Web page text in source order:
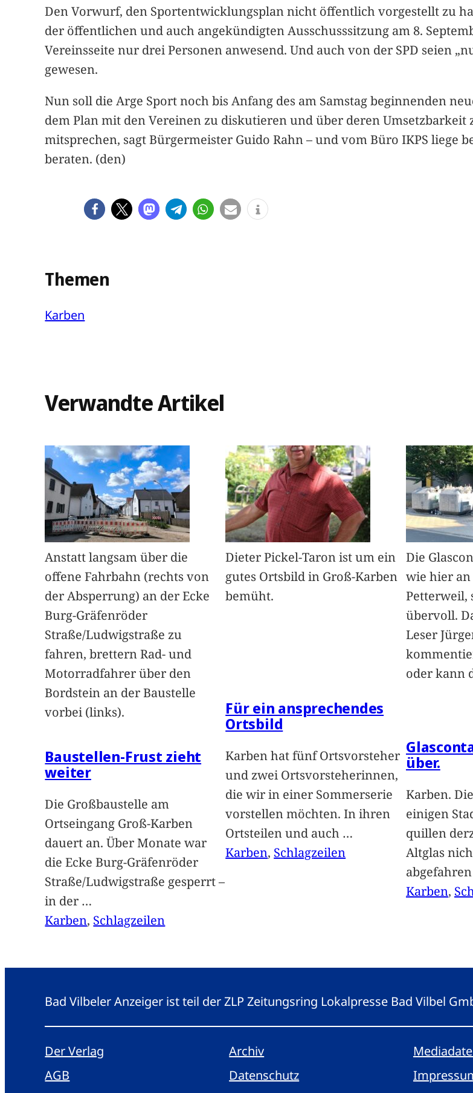
Den Vorwurf, den Sportentwicklungsplan nicht öffentlich vorgestellt zu
der öffentlichen und auch angekündigten Ausschusssitzung am 8.
Vereinsseite nur drei Personen anwesend. Und auch von der SPD seien
gewesen.
Nun soll die Arge Sport noch bis Anfang des am Samstag beginnenden
dem Plan mit den Vereinen zu diskutieren und über deren
mitsprechen, sagt Bürgermeister Guido Rahn – und vom Büro IKPS liege
beraten. (den)
Themen
Karben
Verwandte Artikel
Anstatt langsam über die
offene Fahrbahn (rechts von
der Absperrung) an der Ecke
Burg-Gräfenröder
Straße/Ludwigstraße zu
fahren, brettern Rad- und
Motorradfahrer über den
Bordstein an der Baustelle
vorbei (links).
Baustellen-Frust zieht
weiter
Die Großbaustelle am
Ortseingang Groß-Karben
dauert an. Über Monate war
die Ecke Burg-Gräfenröder
Straße/Ludwigstraße gesperrt –
in der …
Karben, Schlagzeilen
Dieter Pickel-Taron ist um ein
gutes Ortsbild in Groß-Karben
bemüht.
Für ein ansprechendes
Ortsbild
Karben hat fünf Ortsvorsteher
und zwei Ortsvorsteherinnen,
die wir in einer Sommerserie
vorstellen möchten. In ihren
Ortsteilen und auch …
Karben, Schlagzeilen
Die
wie hier
Petterweil,
übervoll.
Leser
oder kann
über.
Karben.
einigen
quillen
Altglas
Karben,
Bad Vilbeler Anzeiger ist teil der ZLP Zeitungsring Lokalpresse Bad Vilbel
Der Verlag Archiv
AGB
Datenschutz